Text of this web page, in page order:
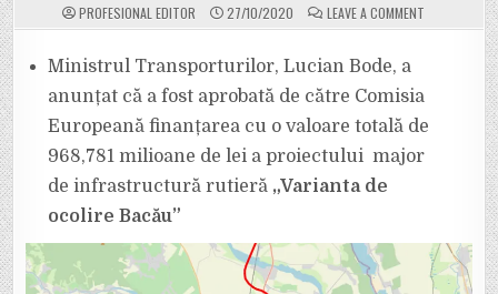
PROFESIONAL EDITOR 27/10/2020 LEAVE A COMMENT
COMISIA
TRONSON
DIN
AUTOSTRADA
TRONSONUL
LA
LICITAȚIE
ÎN
Ministrul Transporturilor, Lucian Bode, a
anunțat că a fost aprobată de către Comisia
Europeană finanțarea cu o valoare totală de
968,781 milioane de lei a proiectului major
de infrastructură rutieră „Varianta de
ocolire Bacău”